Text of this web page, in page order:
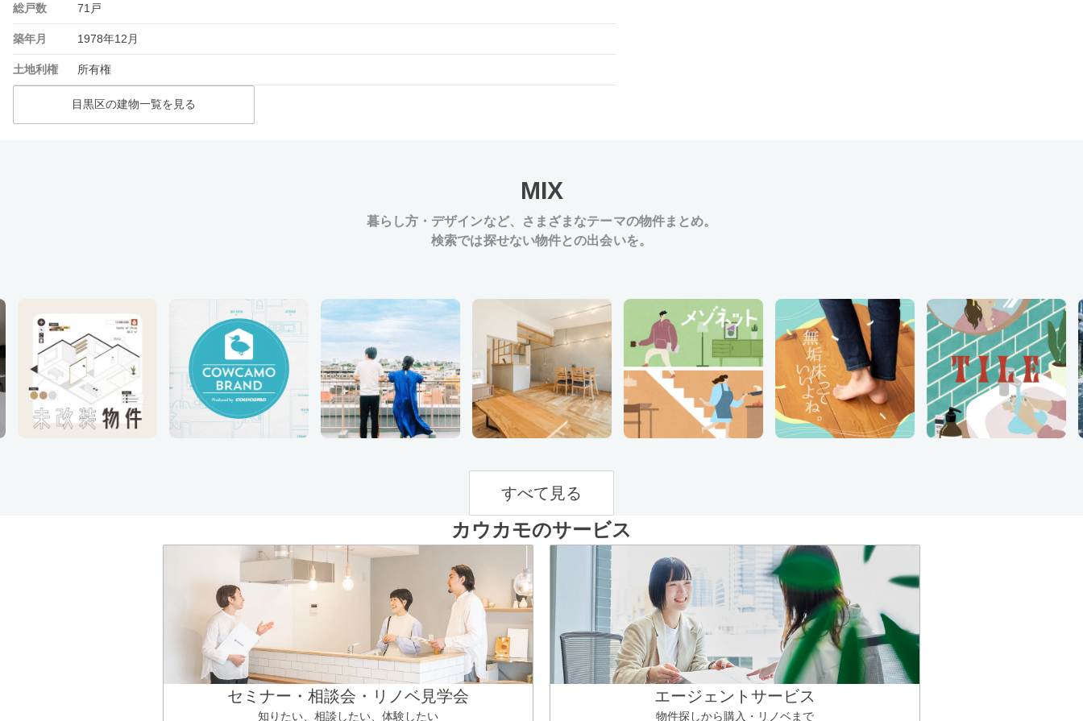
総戸数 71戸
築年月 1978年12月
土地利権 所有権
目黒区の建物一覧を見る
MIX
暮らし方・デザインなど、
さまざまなテーマの物件まとめ。
検索では探せない物件との出会いを。
すべて見る
カウカモのサービス
セミナー・相談会・リノベ見学会
知りたい、相談したい、体験したい
エージェントサービス
物件探しから購入・リノベまで